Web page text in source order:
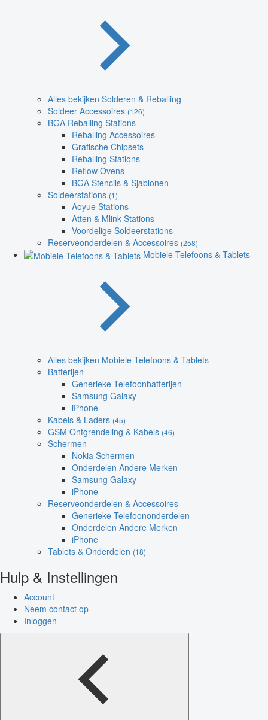
Alles bekijken Solderen & Reballing
Soldeer Accessoires (126)
BGA Reballing Stations
Reballing Accessoires
Grafische Chipsets
Reballing Stations
Reflow Ovens
BGA Stencils & Sjablonen
Soldeerstations (1)
Aoyue Stations
Atten & Mlink Stations
Voordelige Soldeerstations
Reserveonderdelen & Accessoires (258)
Mobiele Telefoons & Tablets
Alles bekijken Mobiele Telefoons & Tablets
Batterijen
Generieke Telefoonbatterijen
Samsung Galaxy
iPhone
Kabels & Laders (45)
GSM Ontgrendeling & Kabels (46)
Schermen
Nokia Schermen
Onderdelen Andere Merken
Samsung Galaxy
iPhone
Reserveonderdelen & Accessoires
Generieke Telefoononderdelen
Onderdelen Andere Merken
iPhone
Tablets & Onderdelen (18)
Hulp & Instellingen
Account
Neem contact op
Inloggen